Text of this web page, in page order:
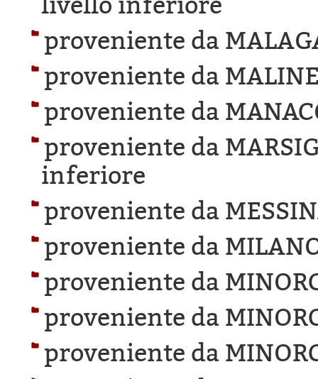
proveniente da
proveniente da
proveniente da
proveniente da
inferiore
proveniente da
proveniente da
proveniente da
proveniente da
proveniente da